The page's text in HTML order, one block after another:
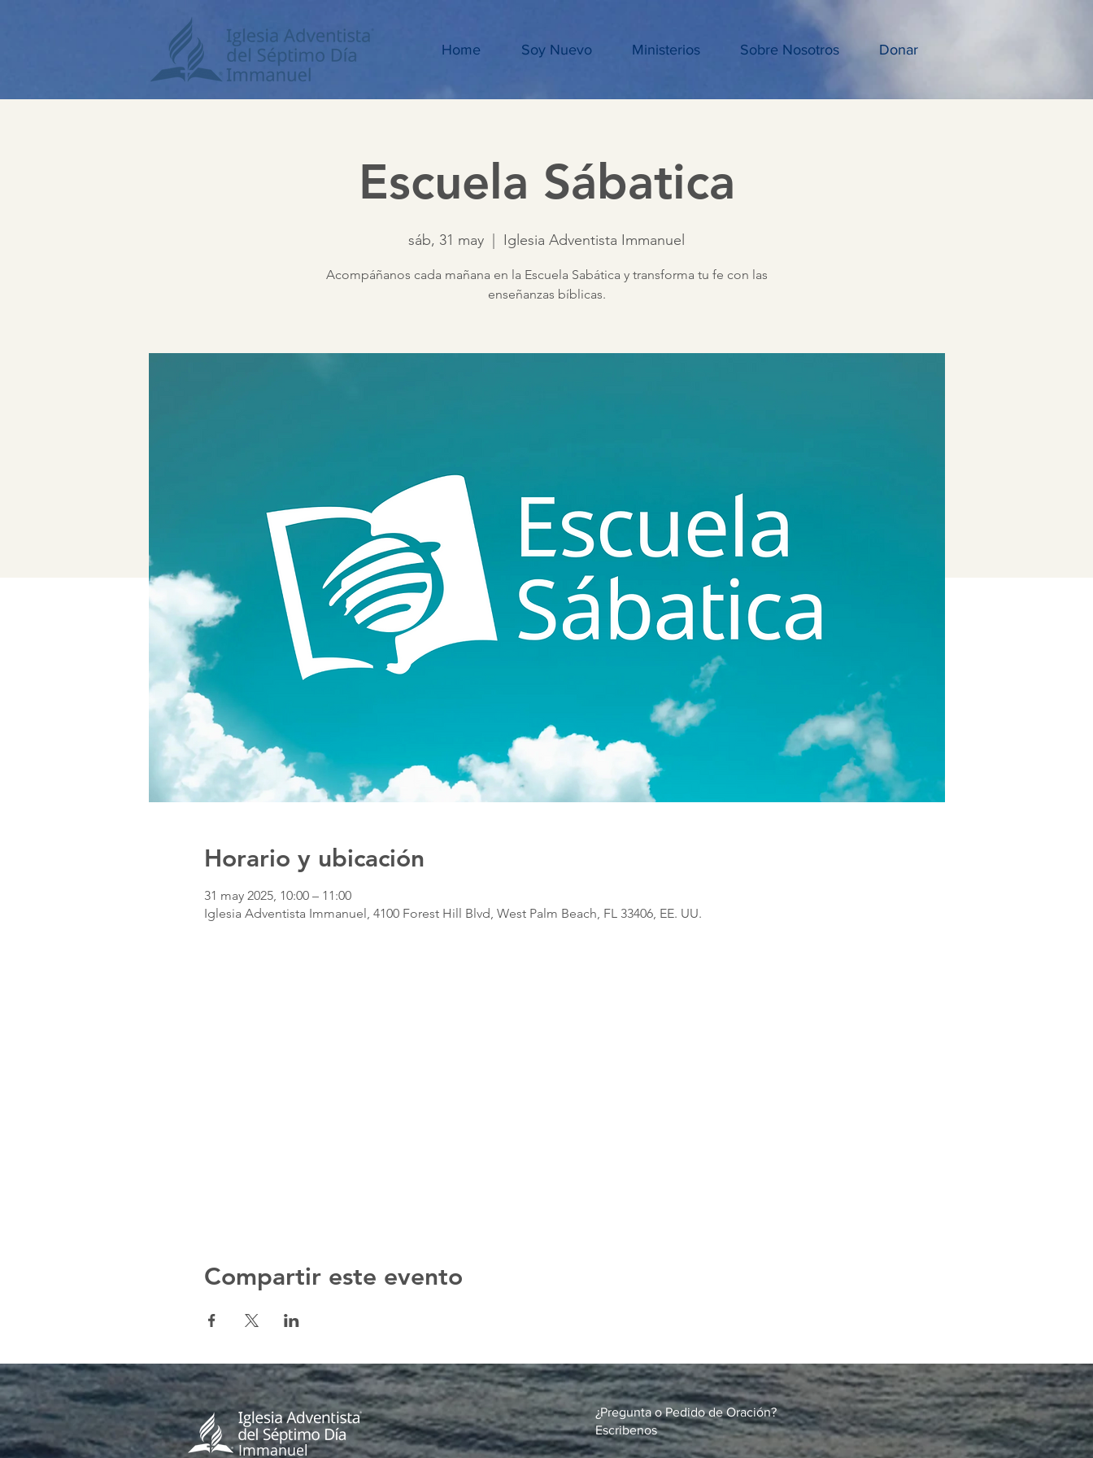
Home Soy Nuevo Ministerios Sobre Nosotros Donar
Escuela Sábatica
sáb, 31 may Iglesia Adventista Immanuel
Acompáñanos cada mañana en la Escuela Sabática y transforma tu fe con las
enseñanzas bíblicas.
Horario y ubicación
31 may 2025, 10:00 – 11:00
Iglesia Adventista Immanuel, 4100 Forest Hill Blvd, West Palm Beach, FL 33406, EE. UU.
Compartir este evento
Immanuel
¿Pregunta o Pedido de Oración?
Escribenos